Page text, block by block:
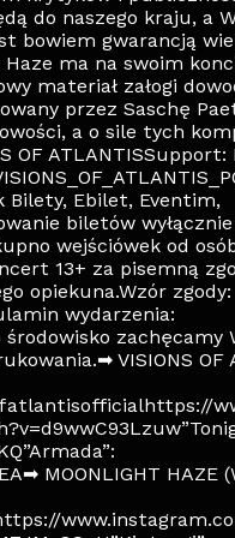
do naszego kraju, a
bowiem gwarancją
ma na swoim
materiał załogi
przez Saschę
a o sile tych
OF
Bilety, Ebilet, Eventim,
biletów
wejściówek od
13+ za pisemną
opiekuna.Wzór zgody:
wydarzenia:
zachęcamy
VISIONS OF
MOONLIGHT HAZE